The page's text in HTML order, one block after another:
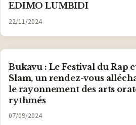
EDIMO LUMBIDI
22/11/2024
Bukavu : Le Festival du Rap
Slam, un rendez-vous
le rayonnement des arts
rythmés
07/09/2024